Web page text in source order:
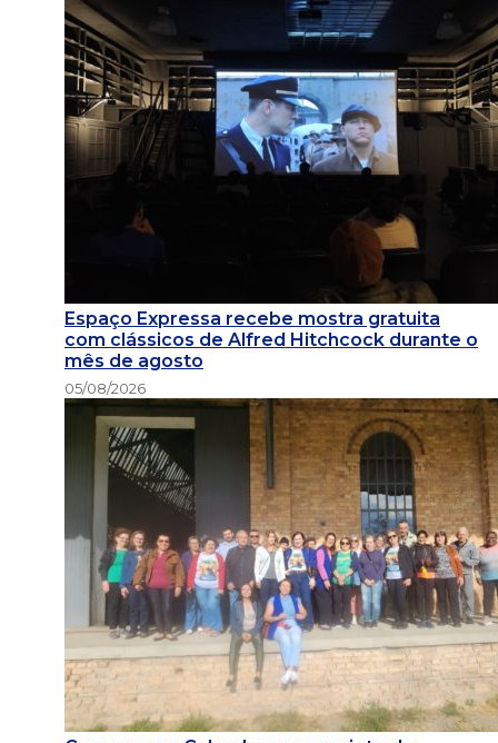
Espaço Expressa recebe mostra gratuita
com clássicos de Alfred Hitchcock durante o
mês de agosto
05/08/2026